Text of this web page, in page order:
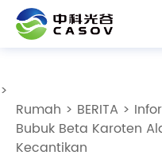
>
Rumah > BERITA >
Bubuk Beta Karoten
Kecantikan